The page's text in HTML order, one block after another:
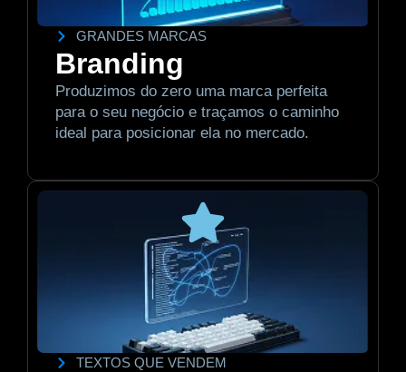
GRANDES MARCAS
Branding
Produzimos do zero uma marca perfeita
para o seu negócio e traçamos o caminho
ideal para posicionar ela no mercado.
TEXTOS QUE VENDEM